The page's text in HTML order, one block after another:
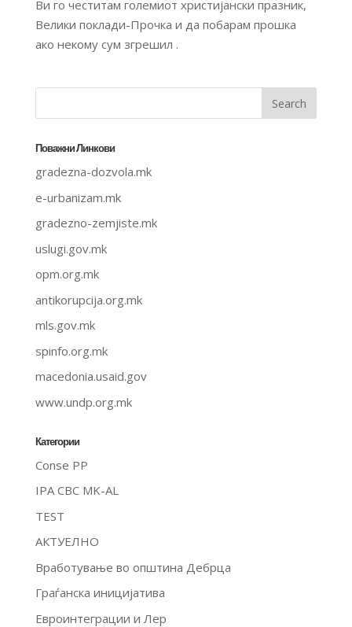
Ви го честитам големиот христијански празник,
Велики поклади-Прочка и да побарам прошка
ако некому сум згрешил .
Поважни Линкови
gradezna-dozvola.mk
e-urbanizam.mk
gradezno-zemjiste.mk
uslugi.gov.mk
opm.org.mk
antikorupcija.org.mk
mls.gov.mk
spinfo.org.mk
macedonia.usaid.gov
www.undp.org.mk
Категории
Conse PP
IPA CBC MK-AL
TEST
АКТУЕЛНО
Вработување во општина Дебрца
Граѓанска иницијатива
Евроинтеграции и Лер